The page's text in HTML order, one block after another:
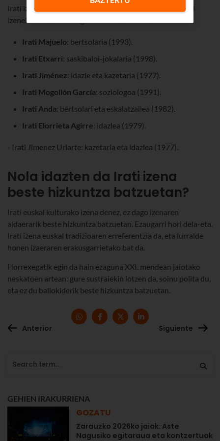
Irati izena azken urteetan zabaldu den arren, badira Irati
izeneko emakume ezagunak zenbait alorretan.
Irati Majuelo: bertsolaria (1993).
Irati Etxarri: saskibaloi-jokalaria (1998).
Irati Jiménez: idazle eta kazetaria (1977).
Irati Mogollón García: soziologoa (1991).
Irati Anda: bertsolari eta eskalatzailea (1982).
Irati Elorrieta Agirre: idazlea (1979).
- Irati Jimenez Uriarte: kazetaria eta idazlea (1977).
Nola idazten da Irati izena
beste hizkuntza batzuetan?
Irati euskal kulturako izena denez, ez dago izenaren
aldaerarik beste hizkuntza batzuetan. Ezaugarri hori dela-eta,
Irati izena euskal tradizioaren erreferentzia da, eta lurralde
honen izaeraren erakusgarrietako bat da.
Horrexegatik egin da hain ezaguna XXI. mendean jaiotako
neskatoen artean: gure sustraiekin lotzen da, soinu polita du,
eta ez du baliokiderik beste hizkuntza batzuetan.
Anterior Siguiente
GEHIEN IRAKURRIENA
GOZATU
Zarauzko 2026ko jaiak: Aste
Nagusiko egitaraua eta kontzertuak